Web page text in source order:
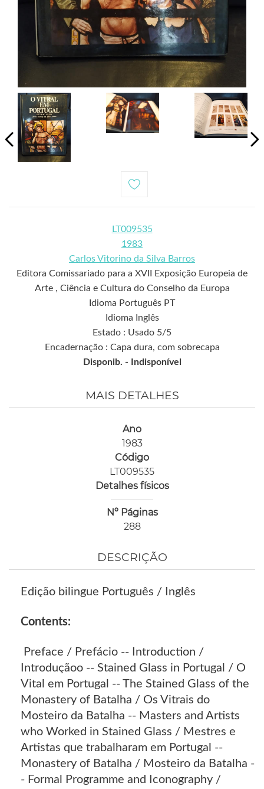
LT009535
1983
Carlos Vitorino da Silva Barros
Editora Comissariado para a XVII Exposição Europeia de
Arte , Ciência e Cultura do Conselho da Europa
Idioma Português PT
Idioma Inglês
Estado : Usado 5/5
Encadernação : Capa dura, com sobrecapa
Disponib. -
Indisponível
MAIS DETALHES
Ano
1983
Código
LT009535
Detalhes físicos
Nº Páginas
288
DESCRIÇÃO
Edição bilingue Português / Inglês
Contents:
Preface / Prefácio -- Introduction /
Introduçãoo -- Stained Glass in Portugal / O
Vital em Portugal -- The Stained Glass of the
Monastery of Batalha / Os Vitrais do
Mosteiro da Batalha -- Masters and Artists
who Worked in Stained Glass / Mestres e
Artistas que trabalharam em Portugal --
Monastery of Batalha / Mosteiro da Batalha -
- Formal Programme and Iconography /